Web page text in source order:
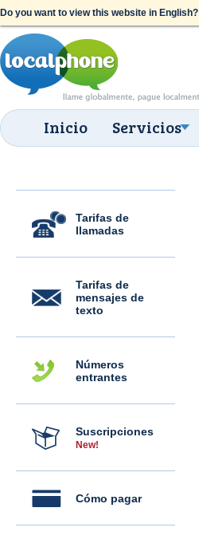
Do you want to view this website in English?
Inicio Servicios
Tarifas de
llamadas
Tarifas de
mensajes de
texto
Números
entrantes
Suscripciones
New!
Cómo pagar